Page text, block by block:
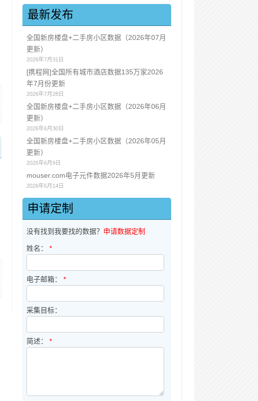
最新发布
全国新房楼盘+二手房小区数据（2026年07月
更新）
2026年7月31日
[携程网]全国所有城市酒店数据135万家2026
年7月份更新
2026年7月28日
全国新房楼盘+二手房小区数据（2026年06月
更新）
2026年6月30日
全国新房楼盘+二手房小区数据（2026年05月
更新）
2026年6月9日
mouser.com电子元件数据2026年5月更新
2026年5月14日
申请定制
没有找到我要找的数据？ 申请数据定制
姓名：*
电子邮箱：*
采集目标：
简述：*